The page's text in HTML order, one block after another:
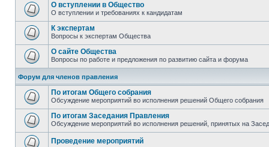
О вступлении в Общество
О вступлении и требованиях к кандидатам
К экспертам
Вопросы к экспертам Общества
О сайте Общества
Вопросы по работе и предложения по развитию сайта и форума
Форум для членов правления
По итогам Общего собрания
Обсуждение мероприятий во исполнения решений Общего собрания
По итогам Заседания Правления
Обсуждение мероприятий во исполнения решений, принятых на
Проведение мероприятий